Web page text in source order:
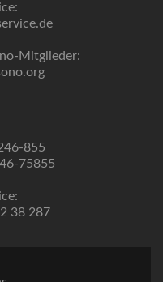
Mitglieder:
855
75855
38 287